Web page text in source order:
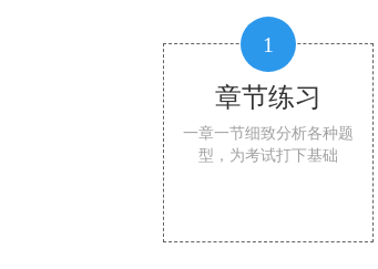
1
章节练习
一章一节细致分析各种题
型，为考试打下基础